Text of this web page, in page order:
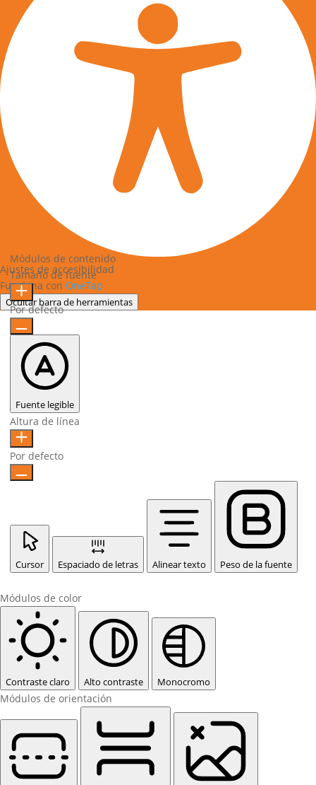
Ajustes de accesibilidad
Funciona con OneTap
Ocultar barra de herramientas
Módulos de contenido
Tamaño de fuente
Por defecto
Fuente legible
Altura de línea
Por defecto
Cursor Espaciado de letras Alinear texto Peso de la fuente
Módulos de color
Contraste claro Alto contraste Monocromo
Módulos de orientación